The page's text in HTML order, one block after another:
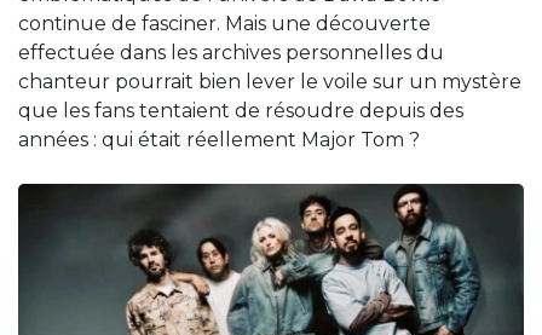
continue de fasciner. Mais une découverte
effectuée dans les archives personnelles du
chanteur pourrait bien lever le voile sur un mystère
que les fans tentaient de résoudre depuis des
années : qui était réellement Major Tom ?